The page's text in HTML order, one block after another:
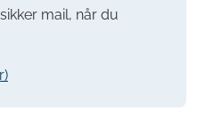
mail, når du